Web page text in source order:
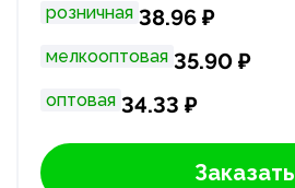
розничная 38.96 ₽
мелкооптовая 35.90 ₽
оптовая 34.33 ₽
Заказать